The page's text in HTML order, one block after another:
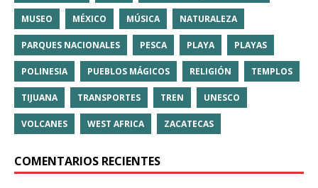
MUSEO MÉXICO MÚSICA NATURALEZA
PARQUES NACIONALES PESCA PLAYA PLAYAS
POLINESIA PUEBLOS MÁGICOS RELIGIÓN TEMPLOS
TIJUANA TRANSPORTES TREN UNESCO
VOLCANES WEST AFRICA ZACATECAS
COMENTARIOS RECIENTES